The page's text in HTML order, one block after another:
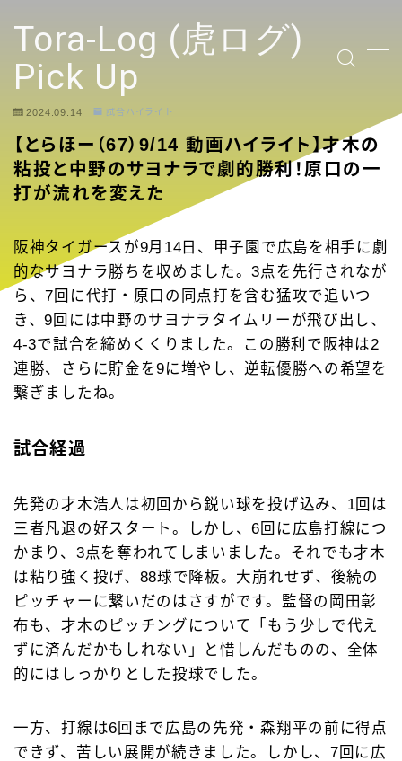
Tora-Log (虎ログ)
Pick Up
TOP PAGE
2024 Tigers Ticket
YouTubeリンク投稿
選手
試合ハイライト
2024.09.14 試合ハイライト
【とらほー（67）9/14 動画ハイライト】才木の
粘投と中野のサヨナラで劇的勝利！原口の一
打が流れを変えた
阪神タイガースが9月14日、甲子園で広島を相手に劇
的なサヨナラ勝ちを収めました。3点を先行されなが
ら、7回に代打・原口の同点打を含む猛攻で追いつ
き、9回には中野のサヨナラタイムリーが飛び出し、
4-3で試合を締めくくりました。この勝利で阪神は2
連勝、さらに貯金を9に増やし、逆転優勝への希望を
繋ぎましたね。
試合経過
先発の才木浩人は初回から鋭い球を投げ込み、1回は
三者凡退の好スタート。しかし、6回に広島打線につ
かまり、3点を奪われてしまいました。それでも才木
は粘り強く投げ、88球で降板。大崩れせず、後続の
ピッチャーに繋いだのはさすがです。監督の岡田彰
布も、才木のピッチングについて「もう少しで代え
ずに済んだかもしれない」と惜しんだものの、全体
的にはしっかりとした投球でした。
一方、打線は6回まで広島の先発・森翔平の前に得点
できず、苦しい展開が続きました。しかし、7回に広